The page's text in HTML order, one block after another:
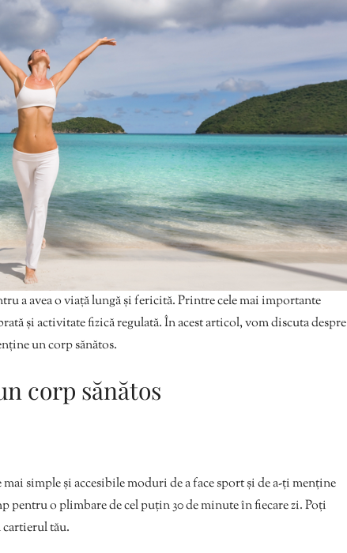
a avea o viață lungă și fericită. Printre cele mai importante
și activitate fizică regulată. În acest articol, vom discuta despre
un corp sănătos.
corp sănătos
simple și accesibile moduri de a face sport și de a-ți menține
pentru o plimbare de cel puțin 30 de minute în fiecare zi. Poți
tău.